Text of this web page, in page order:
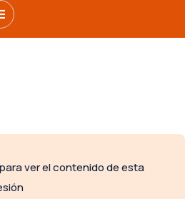
ver el contenido de esta